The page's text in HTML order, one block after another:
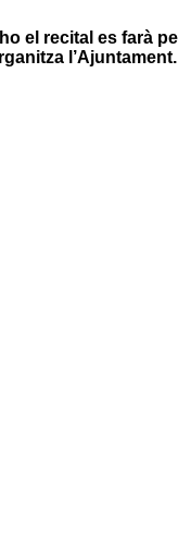
el recital es farà
l’Ajuntament.